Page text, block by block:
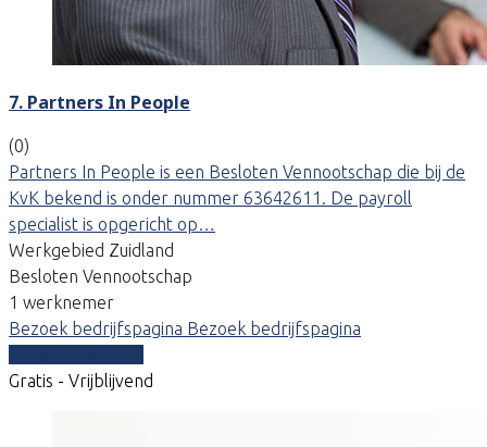
7. Partners In People
(0)
Partners In People is een Besloten Vennootschap die bij de
KvK bekend is onder nummer 63642611. De payroll
specialist is opgericht op…
Werkgebied Zuidland
Besloten Vennootschap
1 werknemer
Bezoek bedrijfspagina Bezoek bedrijfspagina
Gratis - Vrijblijvend